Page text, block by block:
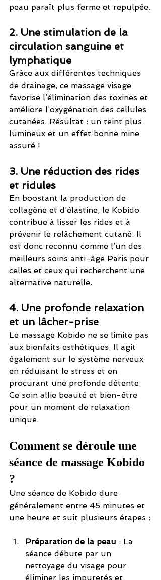
peau paraît plus ferme et repulpée.
2. Une stimulation de la
circulation sanguine et
lymphatique
Grâce aux différentes techniques
de drainage, ce massage visage
favorise l’élimination des toxines et
améliore l’oxygénation des cellules
cutanées. Résultat : un teint plus
lumineux et un effet bonne mine
assuré !
3. Une réduction des rides
et ridules
En boostant la production de
collagène et d’élastine, le Kobido
contribue à lisser les rides et à
prévenir le relâchement cutané. Il
est donc reconnu comme l’un des
meilleurs soins anti-âge Paris pour
celles et ceux qui recherchent une
alternative naturelle.
4. Une profonde relaxation
et un lâcher-prise
Le massage Kobido ne se limite pas
aux bienfaits esthétiques. Il agit
également sur le système nerveux
en réduisant le stress et en
procurant une profonde détente.
Ce soin allie beauté et bien-être
pour un moment de relaxation
unique.
Comment se déroule une
séance de massage Kobido
?
Une séance de Kobido dure
généralement entre 45 minutes et
une heure et suit plusieurs étapes :
Préparation de la peau : La
séance débute par un
nettoyage du visage pour
éliminer les impuretés et